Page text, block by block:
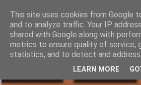
This site uses cookies from Google
and to analyze traffic. Your IP
shared with Google along with
metrics to ensure quality of service,
statistics, and to detect and address
LEARN MORE